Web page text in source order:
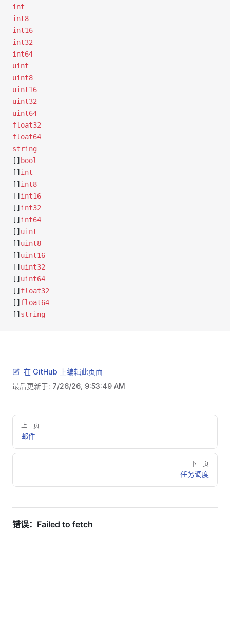
int
int8
int16
int32
int64
uint
uint8
uint16
uint32
uint64
float32
float64
string
[] bool
[] int
[] int8
[] int16
[] int32
[] int64
[] uint
[] uint8
[] uint16
[] uint32
[] uint64
[] float32
[] float64
[] string
在 GitHub 上编辑此页面
最后更新于: 7/26/26, 9:53:49 AM
Pager
上一页
邮件
下一页
任务调度